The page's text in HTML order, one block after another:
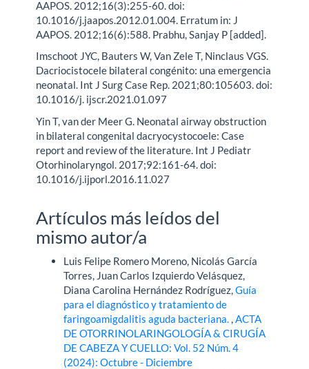
AAPOS. 2012;16(3):255-60. doi:
10.1016/j.jaapos.2012.01.004. Erratum in: J
AAPOS. 2012;16(6):588. Prabhu, Sanjay P [added].
Imschoot JYC, Bauters W, Van Zele T, Ninclaus VGS.
Dacriocistocele bilateral congénito: una emergencia
neonatal. Int J Surg Case Rep. 2021;80:105603. doi:
10.1016/j. ijscr.2021.01.097
Yin T, van der Meer G. Neonatal airway obstruction
in bilateral congenital dacryocystocoele: Case
report and review of the literature. Int J Pediatr
Otorhinolaryngol. 2017;92:161-64. doi:
10.1016/j.ijporl.2016.11.027
Artículos más leídos del
mismo autor/a
Luis Felipe Romero Moreno, Nicolás García
Torres, Juan Carlos Izquierdo Velásquez,
Diana Carolina Hernández Rodríguez,Guía
para el diagnóstico y tratamiento de
faringoamigdalitis aguda bacteriana.,ACTA
DE OTORRINOLARINGOLOGÍA & CIRUGÍA
DE CABEZA Y CUELLO: Vol. 52 Núm. 4
(2024): Octubre - Diciembre